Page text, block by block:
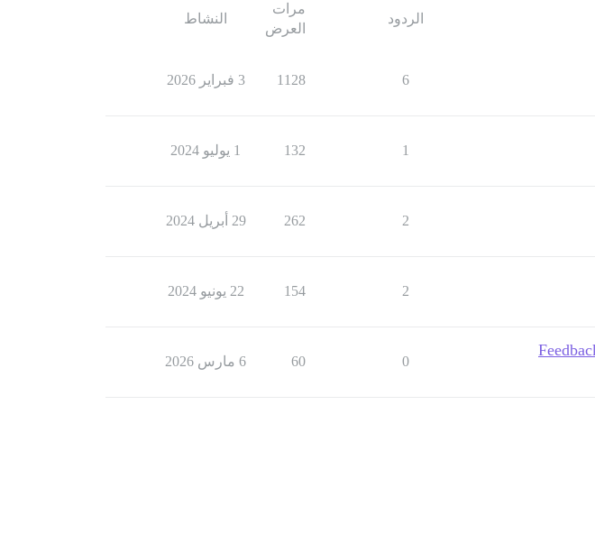
الردود
مرات
العرض
النشاط
6
1128 3 فبراير 2026
1
132 1 يوليو 2024
2
262 29 أبريل 2024
2
154 22 يونيو 2024
0
60 6 مارس 2026